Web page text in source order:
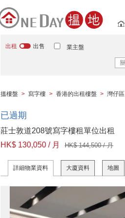
出租 出售 業主盤
搵樓盤 > 寫字樓 > 香港的出租樓盤 > 灣仔區
已過期
莊士敦道208號寫字樓租單位出租
HK$ 130,050 / 月
HK$ 144,500 / 月
詳細物業資料 大廈資料 地圖